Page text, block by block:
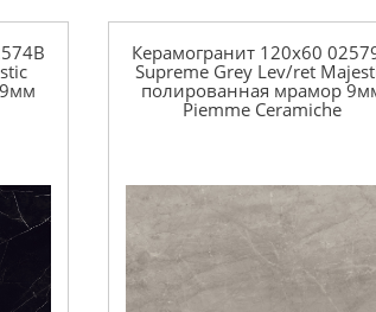
Керамогранит 120x60
Supreme Grey Lev/ret
полированная мрамор
Piemme Ceramiche